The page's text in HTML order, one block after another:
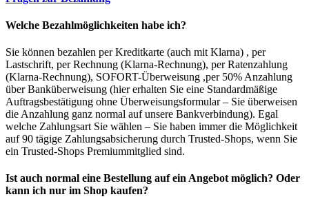
Welche Bezahlmöglichkeiten habe ich?
Sie können bezahlen per Kreditkarte (auch mit Klarna) , per
Lastschrift, per Rechnung (Klarna-Rechnung), per Ratenzahlung
(Klarna-Rechnung), SOFORT-Überweisung ,per 50% Anzahlung
über Banküberweisung (hier erhalten Sie eine Standardmäßige
Auftragsbestätigung ohne Überweisungsformular – Sie überweisen
die Anzahlung ganz normal auf unsere Bankverbindung). Egal
welche Zahlungsart Sie wählen – Sie haben immer die Möglichkeit
auf 90 tägige Zahlungsabsicherung durch Trusted-Shops, wenn Sie
ein Trusted-Shops Premiummitglied sind.
Ist auch normal eine Bestellung auf ein Angebot möglich? Oder
kann ich nur im Shop kaufen?